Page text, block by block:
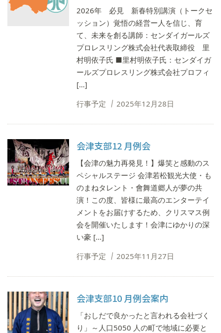
2026年 必見 新春特別講演（トークセ
ッション）覚悟の経営ー人を信じ、育
て、未来を創る講師：センダイガールズ
プロレスリング株式会社代表取締役 里
村明依子氏 ■里村明依子氏：センダイガ
ールズプロレスリング株式会社プロフィ
[…]
行事予定
2025年12月28日
会津支部12 月例会
【会津の魅力再発見！】爆笑と感動のス
ペシャルステージ 会津若松観光大使・も
のまねタレント・會舞道郷人が夢の共
演！この度、皆様に最高のエンターテイ
メントをお届けするため、クリスマス例
会を開催いたします！会津にゆかりの深
い豪 […]
行事予定
2025年11月27日
会津支部10 月例会案内
「おしだで良かったと言われる会社づく
り」～人口5050 人の町で地域に必要と